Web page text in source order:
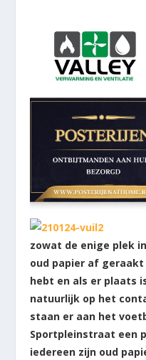
zowat de enige plek
oud papier af
hebt en als er plaats
natuurlijk op het
staan er aan het
Sportpleinstraat een
iedereen zijn oud